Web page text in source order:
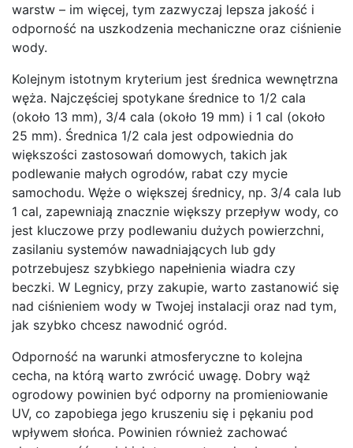
warstw – im więcej, tym zazwyczaj lepsza jakość i
odporność na uszkodzenia mechaniczne oraz ciśnienie
wody.
Kolejnym istotnym kryterium jest średnica wewnętrzna
węża. Najczęściej spotykane średnice to 1/2 cala
(około 13 mm), 3/4 cala (około 19 mm) i 1 cal (około
25 mm). Średnica 1/2 cala jest odpowiednia do
większości zastosowań domowych, takich jak
podlewanie małych ogrodów, rabat czy mycie
samochodu. Węże o większej średnicy, np. 3/4 cala lub
1 cal, zapewniają znacznie większy przepływ wody, co
jest kluczowe przy podlewaniu dużych powierzchni,
zasilaniu systemów nawadniających lub gdy
potrzebujesz szybkiego napełnienia wiadra czy
beczki. W Legnicy, przy zakupie, warto zastanowić się
nad ciśnieniem wody w Twojej instalacji oraz nad tym,
jak szybko chcesz nawodnić ogród.
Odporność na warunki atmosferyczne to kolejna
cecha, na którą warto zwrócić uwagę. Dobry wąż
ogrodowy powinien być odporny na promieniowanie
UV, co zapobiega jego kruszeniu się i pękaniu pod
wpływem słońca. Powinien również zachować